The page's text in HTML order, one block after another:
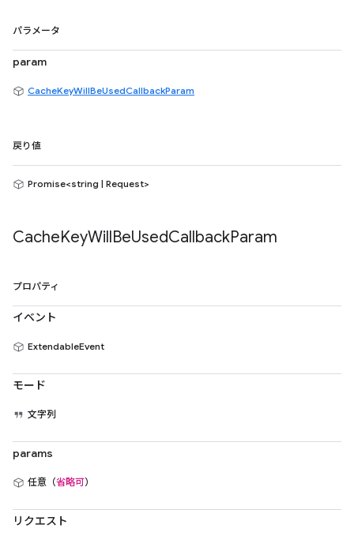
パラメータ
param
CacheKeyWillBeUsedCallbackParam
戻り値
Promise<string | Request>
CacheKeyWillBeUsedCallbackParam
プロパティ
イベント
ExtendableEvent
モード
文字列
params
任意（省略可）
リクエスト